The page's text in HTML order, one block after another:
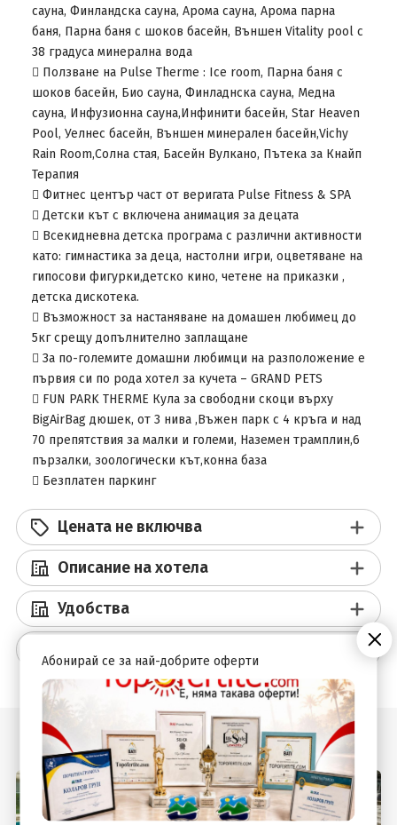
сауна, Финландска сауна, Арома сауна, Арома парна
баня, Парна баня с шоков басейн, Външен Vitality pool с
38 градуса минерална вода
 Ползване на Pulse Therme : Ice room, Парна баня с
шоков басейн, Био сауна, Финладнска сауна, Медна
сауна, Инфузионна сауна,Инфинити басейн, Star Heaven
Pool, Уелнес басейн, Външен минерален басейн,Vichy
Rain Room,Солна стая, Басейн Вулкано, Пътека за Кнайп
Терапия
 Фитнес център част от веригата Pulse Fitness & SPA
 Детски кът с включена анимация за децата
 Всекидневна детска програма с различни активности
като: гимнастика за деца, настолни игри, оцветяване на
гипосови фигурки,детско кино, четене на приказки ,
детска дискотека.
 Възможност за настаняване на домашен любимец до
5кг срещу допълнително заплащане
 За по-големите домашни любимци на разположение е
първия си по рода хотел за кучета – GRAND PETS
 FUN PARK THERMЕ Кула за свободни скоци върху
BigAirBag дюшек, от 3 нива ,Въжен парк с 4 кръга и над
70 препятствия за малки и големи, Наземен трамплин,6
пързалки, зоологически кът,конна база
 Безплатен паркинг
Цената не включва
Описание на хотела
Удобства
Подобни оферти
Абонирай се за най-добрите оферти